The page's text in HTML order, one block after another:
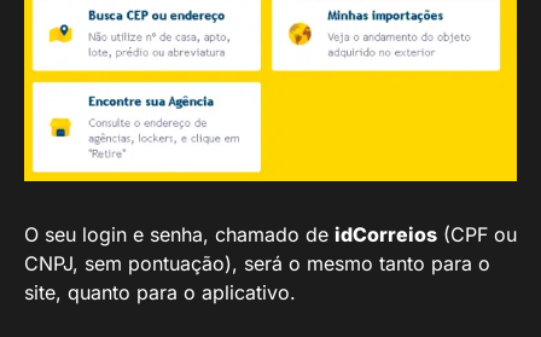
O seu login e senha, chamado de idCorreios (CPF ou
CNPJ, sem pontuação), será o mesmo tanto para o
site, quanto para o aplicativo.